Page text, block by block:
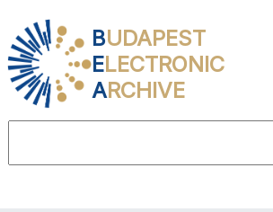
BUDAPEST
ELECTRONIC
ARCHIVE